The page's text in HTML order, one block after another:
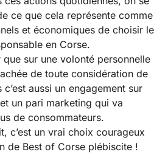
ce que cela représente comme
et économiques de choisir le
en Corse.
sur une volonté personnelle
de toute considération de
aussi un engagement sur
un pari marketing qui va
de consommateurs.
c’est un vrai choix courageux
de Best of Corse plébiscite !